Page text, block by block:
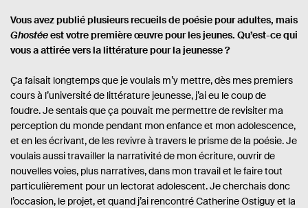
Vous avez publié plusieurs recueils de poésie pour adultes, mais
Ghostéeest votre première œuvre pour les jeunes. Qu’est-ce qui
vous a attirée vers la littérature pour la jeunesse ?
Ça faisait longtemps que je voulais m’y mettre, dès mes premiers
cours à l’université de littérature jeunesse, j’ai eu le coup de
foudre. Je sentais que ça pouvait me permettre de revisiter ma
perception du monde pendant mon enfance et mon adolescence,
et en les écrivant, de les revivre à travers le prisme de la poésie. Je
voulais aussi travailler la narrativité de mon écriture, ouvrir de
nouvelles voies, plus narratives, dans mon travail et le faire tout
particulièrement pour un lectorat adolescent. Je cherchais donc
l’occasion, le projet, et quand j’ai rencontré Catherine Ostiguy et la